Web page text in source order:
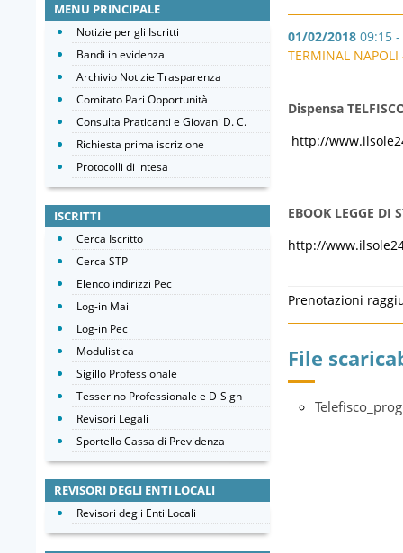
01/02/2018 09:15
TERMINAL
Dispensa
http://
EBOOK LEGGE DI
http://
Prenotazioni
File
MENU PRINCIPALE
Notizie per gli Iscritti
Bandi in evidenza
Archivio Notizie Trasparenza
Comitato Pari Opportunità
Consulta Praticanti e Giovani D. C.
Richiesta prima iscrizione
Protocolli di intesa
ISCRITTI
Cerca Iscritto
Cerca STP
Elenco indirizzi Pec
Log-in Mail
Log-in Pec
Modulistica
Sigillo Professionale
Tesserino Professionale e D-Sign
Revisori Legali
Sportello Cassa di Previdenza
REVISORI DEGLI ENTI LOCALI
Revisori degli Enti Locali